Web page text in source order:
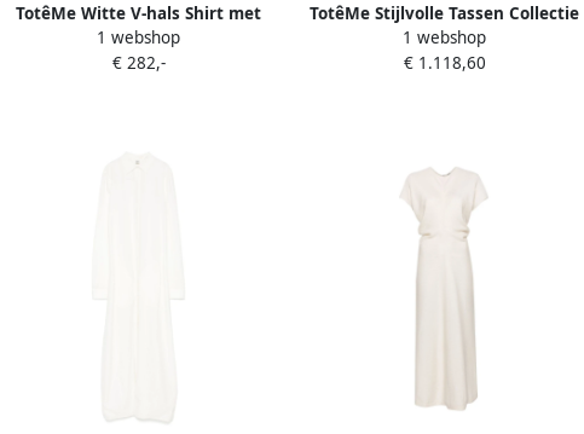
TotêMe Witte V-hals Shirt met
Lange Mouwen White Dames
1 webshop
€ 282,-
TotêMe Stijlvolle Tassen Collectie
White Dames
1 webshop
€ 1.118,60